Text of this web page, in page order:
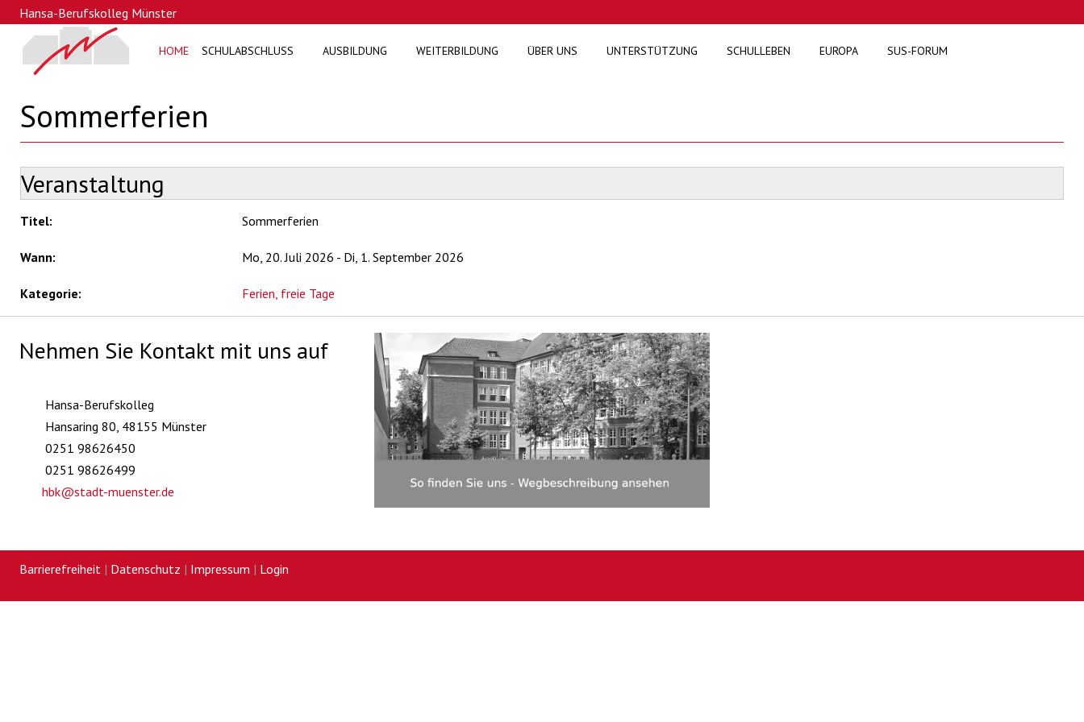
Hansa-Berufskolleg Münster
HOME SCHULABSCHLUSS AUSBILDUNG WEITERBILDUNG ÜBER UNS UNTERSTÜTZUNG SCHULLEBEN EUROPA SUS-FORUM
Sommerferien
Veranstaltung
Titel: Sommerferien
Wann: Mo, 20. Juli 2026 - Di, 1. September 2026
Kategorie: Ferien, freie Tage
Nehmen Sie Kontakt mit uns auf
Hansa-Berufskolleg
Hansaring 80, 48155 Münster
0251 98626450
0251 98626499
hbk@stadt-muenster.de
Barrierefreiheit | Datenschutz | Impressum | Login